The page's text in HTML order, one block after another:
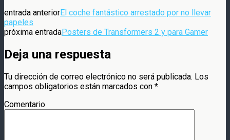
entrada anteriorEl coche fantástico arrestado por no llevar
papeles
próxima entradaPosters de Transformers 2 y para Gamer
Deja una respuesta
Tu dirección de correo electrónico no será publicada. Los
campos obligatorios están marcados con *
Comentario